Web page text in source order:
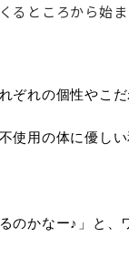
るところから始ま
ぞれの個性やこ
使用の体に優し
のかなー♪」と、